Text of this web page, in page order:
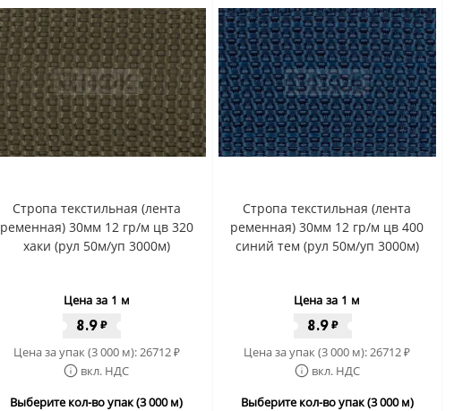
Стропа текстильная (лента
ременная) 30мм 12 гр/м цв 320
хаки (рул 50м/уп 3000м)
Цена за 1 м
8.9₽
Цена за упак (3 000 м):26712₽
вкл. НДС
Выберите кол-во упак (3 000 м)
Стропа текстильная (лента
ременная) 30мм 12 гр/м цв 400
синий тем (рул 50м/уп 3000м)
Цена за 1 м
8.9₽
Цена за упак (3 000 м):26712₽
вкл. НДС
Выберите кол-во упак (3 000 м)